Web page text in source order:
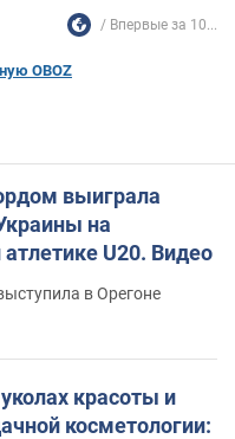
Впервые за 10...
OBOZ
выиграла
на
U20. Видео
в Орегоне
красоты и
косметологии: